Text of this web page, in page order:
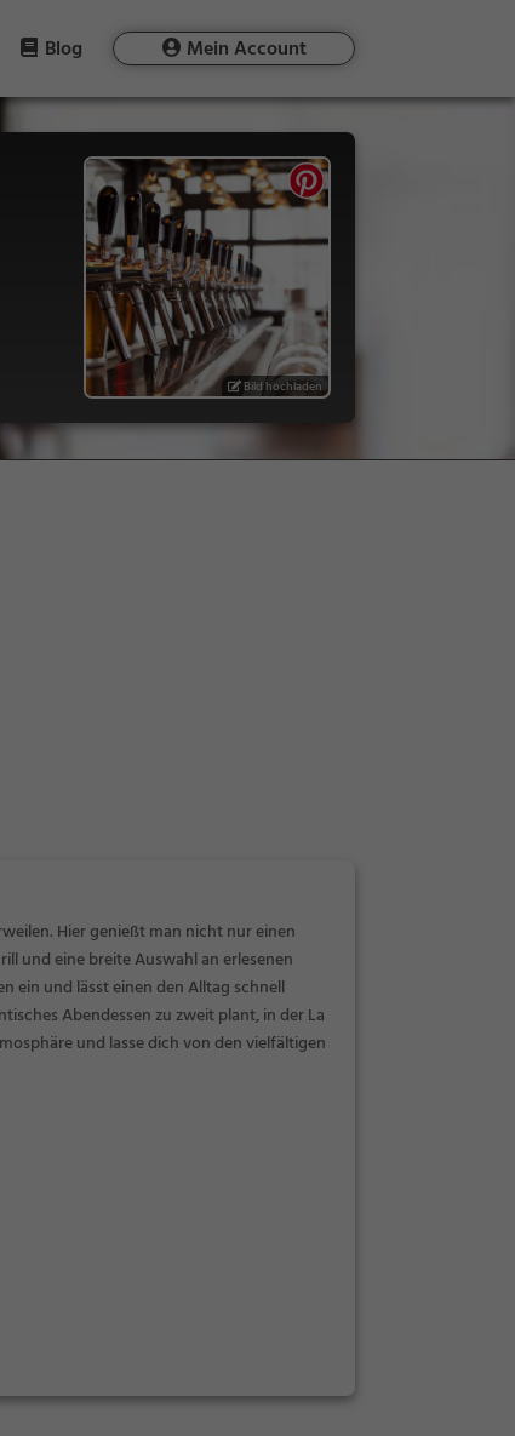
Blog Mein Account
Bild hochladen
Hier genießt man nicht nur einen
und eine breite Auswahl an erlesenen
ein und lässt einen den Alltag schnell
Abendessen zu zweit plant, in der La
und lasse dich von den vielfältigen